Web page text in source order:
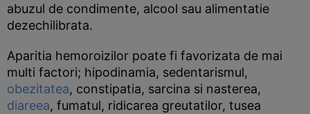
abuzul de condimente, alcool sau alimentatie
dezechilibrata.
Aparitia hemoroizilor poate fi favorizata de mai
multi factori; hipodinamia, sedentarismul,
obezitatea, constipatia, sarcina si nasterea,
diareea, fumatul, ridicarea greutatilor, tusea